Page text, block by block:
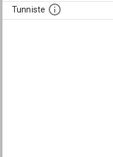
Tunniste